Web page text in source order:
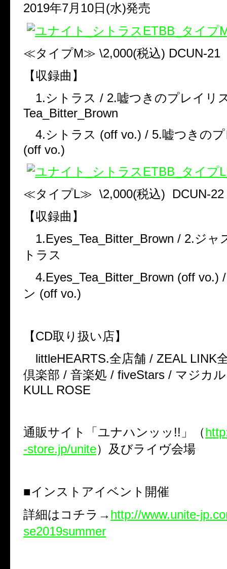
2019年7月 10日 (水)発売
≪タイプM≫ \2,000(税込) DCUN-21
【収録曲】
1.シトラス / 2.嘘つきのプレイリ
Tea_Bitter_Brown
4.シトラス (off vo.) / 5.嘘つきの
(off vo.)
≪タイプL≫ \2,000(税込) DCUN-22
【収録曲】
1.Eyes_Tea_Bitter_Brown / 2.ジャ
トラス
4.Eyes_Tea_Bitter_Brown (off vo.)
ン (off vo.)
【CD取り扱い店】
littleHEARTS.全店舗 / ZEAL LINK
倶楽部 / 音楽処 / fiveStars / マジカ
KULL ROSE
通販サイト「ユナハンッッ !! 」（
-store.jp/unite）及びライヴ会場
■インストアイベント開催
詳細はコチラ→ http://www.unite-
se2019summer